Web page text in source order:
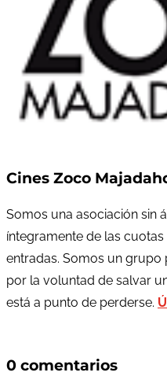
Cines Zoco
Somos una asociación sin
íntegramente de las
entradas. Somos un
por la voluntad de salvar
está a punto de perderse.
0 comentarios